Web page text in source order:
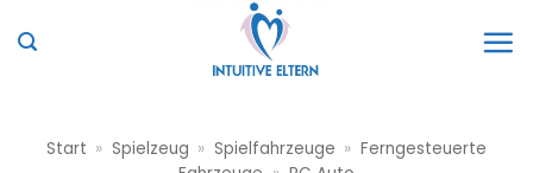
Inhalt
Start » Spielzeug » Spielfahrzeuge » Ferngesteuerte